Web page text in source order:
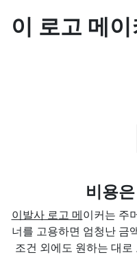
이 로고 메
비용
이발사 로고 메이커는 주
너를 고용하면 엄청난 금
조건 외에도 원하는 대